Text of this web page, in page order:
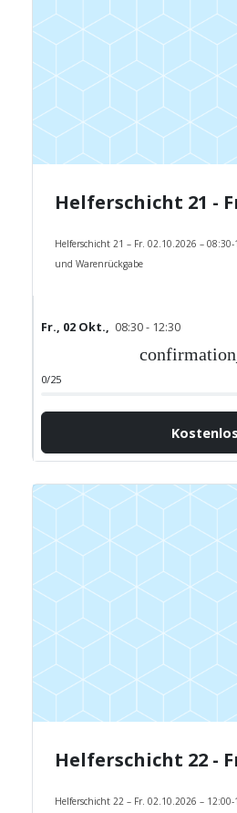
Helferschicht 21 – Fr. 02.10.2026 –
und Warenrückgabe
Fr., 02 Okt., 08:30 - 12:30
0/25
Kostenlos
Helferschicht 22 – Fr. 02.10.2026 –